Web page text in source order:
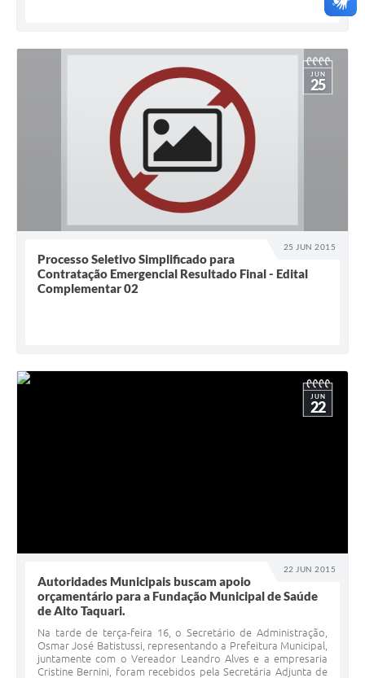
25 JUN 2015
JUN
25
Processo Seletivo Simplificado para
Contratação Emergencial Resultado Final - Edital
Complementar 02
22 JUN 2015
JUN
22
Autoridades Municipais buscam apoio
orçamentário para a Fundação Municipal de Saúde
de Alto Taquari.
Na tarde de terça-feira 16, o Secretário de Administração,
Osmar José Batistussi, representando a Prefeitura Municipal,
juntamente com o Vereador Leandro Alves e a empresaria
Cristine Bernini, foram recebidos pela Secretária Adjunta de